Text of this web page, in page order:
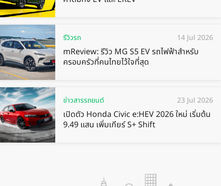
รีวิวรถ 14 Jul 2026
mReview: รีวิว MG S5 EV รถไฟฟ้าสำหรับ
ครอบครัวที่คนไทยไว้ใจที่สุด
ข่าวสารรถยนต์ 23 Jul 2026
เปิดตัว Honda Civic e:HEV 2026 ใหม่ เริ่มต้น
9.49 แสน เพิ่มเกียร์ S+ Shift